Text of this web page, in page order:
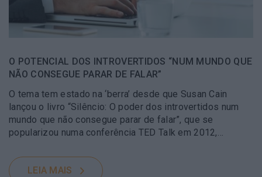
O POTENCIAL DOS INTROVERTIDOS “NUM MUNDO QUE
NÃO CONSEGUE PARAR DE FALAR”
O tema tem estado na ‘berra’ desde que Susan Cain
lançou o livro “Silêncio: O poder dos introvertidos num
mundo que não consegue parar de falar”, que se
popularizou numa conferência TED Talk em 2012,…
LEIA MAIS